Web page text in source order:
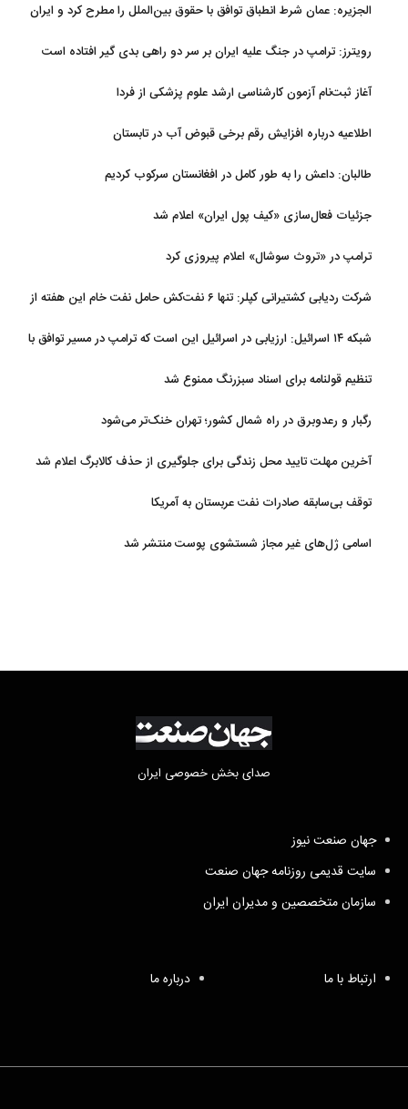
الجزیره: عمان شرط انطباق توافق با حقوق بین‌الملل را مطرح کرد و ایران
رویترز: ترامپ در جنگ علیه ایران بر سر دو راهی بدی گیر افتاده است
آغاز ثبت‌نام‌ آزمون کارشناسی ارشد علوم پزشکی از فردا
اطلاعیه درباره افزایش رقم برخی قبوض آب در تابستان
طالبان: داعش را به طور کامل در افغانستان سرکوب کردیم
جزئیات فعال‌سازی «کیف پول ایران» اعلام شد
ترامپ در «تروث سوشال» اعلام پیروزی کرد
شرکت ردیابی کشتیرانی کپلر: تنها ۶ نفت‌کش حامل نفت خام این هفته از
شبکه ۱۴ اسرائیل: ارزیابی در اسرائیل این است که ترامپ در مسیر توافق با
تنظیم قولنامه برای اسناد سبزرنگ ممنوع شد
رگبار و رعدوبرق در راه شمال کشور؛ تهران خنک‌تر می‌شود
آخرین مهلت تایید محل زندگی برای جلوگیری از حذف کالابرگ اعلام شد
توقف بی‌سابقه صادرات نفت عربستان به آمریکا
اسامی ژل‌های غیر مجاز شستشوی پوست منتشر شد
صدای بخش خصوصی ایران
جهان صنعت نیوز
سایت قدیمی روزنامه جهان صنعت
سازمان متخصصین و مدیران ایران
ارتباط با ما درباره ما